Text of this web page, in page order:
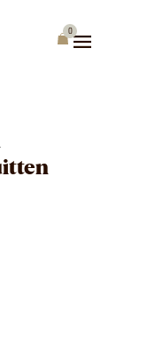
0
Warenkorb